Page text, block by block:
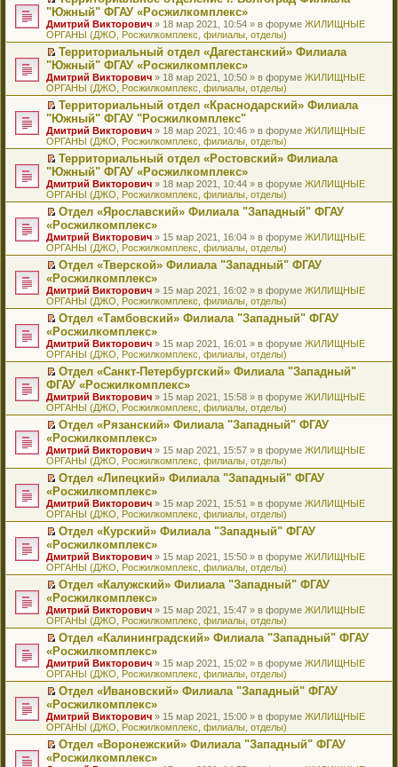
н
и
ю
о
о
б
щ
е
н
и
ю
н
о
м
у
с
о
о
б
щ
е
н
и
ю
ч
и
т
а
н
н
о
м
у
с
о
о
б
щ
е
н
и
ю
н
е
п
р
о
ч
и
т
а
н
н
о
м
у
с
о
о
б
щ
е
н
ю
р
в
о
м
у
н
е
п
р
о
ч
и
т
а
н
н
о
м
у
с
о
б
щ
е
н
ю
т
и
к
п
е
р
в
о
м
у
н
е
п
р
о
ч
и
т
а
н
н
м
у
с
о
б
щ
е
н
ю
П
е
р
е
й
т
и
к
п
е
р
в
о
м
у
н
е
п
р
о
ч
т
а
н
н
м
у
с
о
б
щ
е
н
и
ю
"Южный" ФГАУ «Росжилкомплекс»
Дмитрий Викторович » 18 мар 2021, 10:54 » в форуме ЖИЛИЩНЫЕ
ОРГАНЫ (ДЖО, Росжилкомплекс, филиалы, отделы)
П
е
р
е
й
т
и
к
п
е
р
в
о
м
у
н
п
р
о
ч
т
а
н
н
м
у
с
о
о
б
щ
е
н
ю
Территориальный отдел «Дагестанский» Филиала
"Южный" ФГАУ «Росжилкомплекс»
Дмитрий Викторович » 18 мар 2021, 10:50 » в форуме ЖИЛИЩНЫЕ
ОРГАНЫ (ДЖО, Росжилкомплекс, филиалы, отделы)
П
е
р
е
й
т
и
к
п
е
р
о
м
у
н
п
р
о
ч
т
а
н
н
о
м
у
с
о
б
щ
е
н
ю
Территориальный отдел «Краснодарский» Филиала
"Южный" ФГАУ "Росжилкомплекс"
Дмитрий Викторович » 18 мар 2021, 10:46 » в форуме ЖИЛИЩНЫЕ
ОРГАНЫ (ДЖО, Росжилкомплекс, филиалы, отделы)
П
е
р
е
й
т
к
п
е
р
о
м
у
н
п
р
о
ч
и
т
а
н
н
м
у
с
о
б
щ
е
н
ю
Территориальный отдел «Ростовский» Филиала
"Южный" ФГАУ «Росжилкомплекс»
Дмитрий Викторович » 18 мар 2021, 10:44 » в форуме ЖИЛИЩНЫЕ
ОРГАНЫ (ДЖО, Росжилкомплекс, филиалы, отделы)
П
р
е
й
т
к
п
е
р
о
м
у
н
е
п
р
о
ч
т
а
н
н
м
у
с
о
б
щ
е
н
ю
Отдел «Ярославский» Филиала "Западный" ФГАУ
«Росжилкомплекс»
Дмитрий Викторович » 15 мар 2021, 16:04 » в форуме ЖИЛИЩНЫЕ
ОРГАНЫ (ДЖО, Росжилкомплекс, филиалы, отделы)
П
р
е
й
т
к
п
е
р
в
о
м
у
н
п
р
о
ч
т
а
н
н
м
у
с
о
б
щ
е
н
ю
Отдел «Тверской» Филиала "Западный" ФГАУ
«Росжилкомплекс»
Дмитрий Викторович » 15 мар 2021, 16:02 » в форуме ЖИЛИЩНЫЕ
ОРГАНЫ (ДЖО, Росжилкомплекс, филиалы, отделы)
П
р
е
й
т
и
к
п
е
р
о
м
у
н
п
р
о
ч
т
а
н
н
м
у
с
о
б
щ
е
н
ю
Отдел «Тамбовский» Филиала "Западный" ФГАУ
«Росжилкомплекс»
Дмитрий Викторович » 15 мар 2021, 16:01 » в форуме ЖИЛИЩНЫЕ
ОРГАНЫ (ДЖО, Росжилкомплекс, филиалы, отделы)
П
е
р
е
й
т
к
п
е
р
о
м
у
н
п
р
о
ч
т
а
н
н
м
у
с
о
б
щ
е
н
Отдел «Санкт-Петербургский» Филиала "Западный"
ФГАУ «Росжилкомплекс»
Дмитрий Викторович » 15 мар 2021, 15:58 » в форуме ЖИЛИЩНЫЕ
ОРГАНЫ (ДЖО, Росжилкомплекс, филиалы, отделы)
П
р
е
й
т
к
п
е
р
о
м
у
н
п
р
о
ч
т
а
н
н
м
у
с
о
Отдел «Рязанский» Филиала "Западный" ФГАУ
«Росжилкомплекс»
Дмитрий Викторович » 15 мар 2021, 15:57 » в форуме ЖИЛИЩНЫЕ
ОРГАНЫ (ДЖО, Росжилкомплекс, филиалы, отделы)
П
р
е
й
т
к
п
е
р
о
м
у
н
п
р
о
ч
т
а
н
н
Отдел «Липецкий» Филиала "Западный" ФГАУ
«Росжилкомплекс»
Дмитрий Викторович » 15 мар 2021, 15:51 » в форуме ЖИЛИЩНЫЕ
ОРГАНЫ (ДЖО, Росжилкомплекс, филиалы, отделы)
П
р
е
й
т
к
п
е
р
о
м
у
н
п
р
о
ч
Отдел «Курский» Филиала "Западный" ФГАУ
«Росжилкомплекс»
Дмитрий Викторович » 15 мар 2021, 15:50 » в форуме ЖИЛИЩНЫЕ
ОРГАНЫ (ДЖО, Росжилкомплекс, филиалы, отделы)
П
р
е
й
т
к
п
е
р
о
м
у
н
Отдел «Калужский» Филиала "Западный" ФГАУ
«Росжилкомплекс»
Дмитрий Викторович » 15 мар 2021, 15:47 » в форуме ЖИЛИЩНЫЕ
ОРГАНЫ (ДЖО, Росжилкомплекс, филиалы, отделы)
П
р
е
й
т
к
п
е
р
Отдел «Калининградский» Филиала "Западный" ФГАУ
«Росжилкомплекс»
Дмитрий Викторович » 15 мар 2021, 15:02 » в форуме ЖИЛИЩНЫЕ
ОРГАНЫ (ДЖО, Росжилкомплекс, филиалы, отделы)
П
р
е
й
т
Отдел «Ивановский» Филиала "Западный" ФГАУ
«Росжилкомплекс»
Дмитрий Викторович » 15 мар 2021, 15:00 » в форуме ЖИЛИЩНЫЕ
ОРГАНЫ (ДЖО, Росжилкомплекс, филиалы, отделы)
П
Отдел «Воронежский» Филиала "Западный" ФГАУ
«Росжилкомплекс»